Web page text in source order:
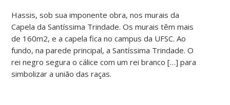
Hassis, sob sua imponente obra, nos murais da
Capela da Santíssima Trindade. Os murais têm mais
de 160m2, e a capela fica no campus da UFSC. Ao
fundo, na parede principal, a Santíssima Trindade. O
rei negro segura o cálice com um rei branco […] para
simbolizar a união das raças.